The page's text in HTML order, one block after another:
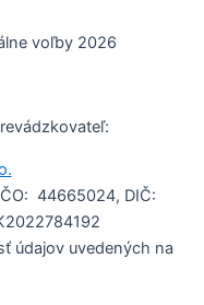
voľby 2026
44665024, DIČ:
údajov uvedených na